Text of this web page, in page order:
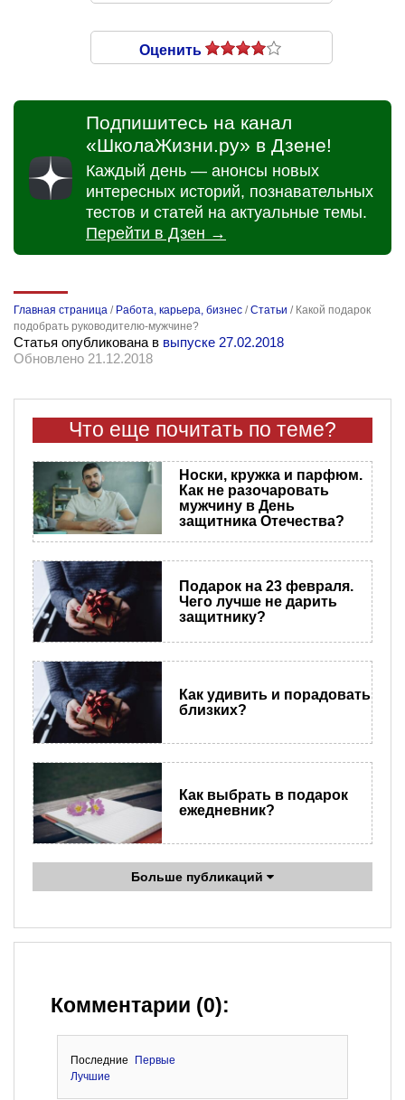
Оценить
Подпишитесь на канал
«ШколаЖизни.ру» в Дзене!
Каждый день — анонсы новых
интересных историй, познавательных
тестов и статей на актуальные темы.
Перейти в Дзен →
Главная страница / Работа, карьера, бизнес /Статьи / Какой подарок
подобрать руководителю-мужчине?
Статья опубликована в выпуске 27.02.2018
Обновлено 21.12.2018
Что еще почитать по теме?
Носки, кружка и парфюм.
Как не разочаровать
мужчину в День
защитника Отечества?
Подарок на 23 февраля.
Чего лучше не дарить
защитнику?
Как удивить и порадовать
близких?
Как выбрать в подарок
ежедневник?
Больше публикаций
Комментарии (0):
Последние
Первые
Лучшие